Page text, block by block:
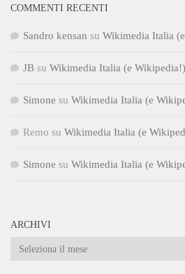
COMMENTI RECENTI
Sandro kensan su Wikimedia Italia
JB su Wikimedia Italia (e
Simone su Wikimedia Italia (e
Remo su Wikimedia Italia (e
Simone su Wikimedia Italia (e
ARCHIVI
Archivi